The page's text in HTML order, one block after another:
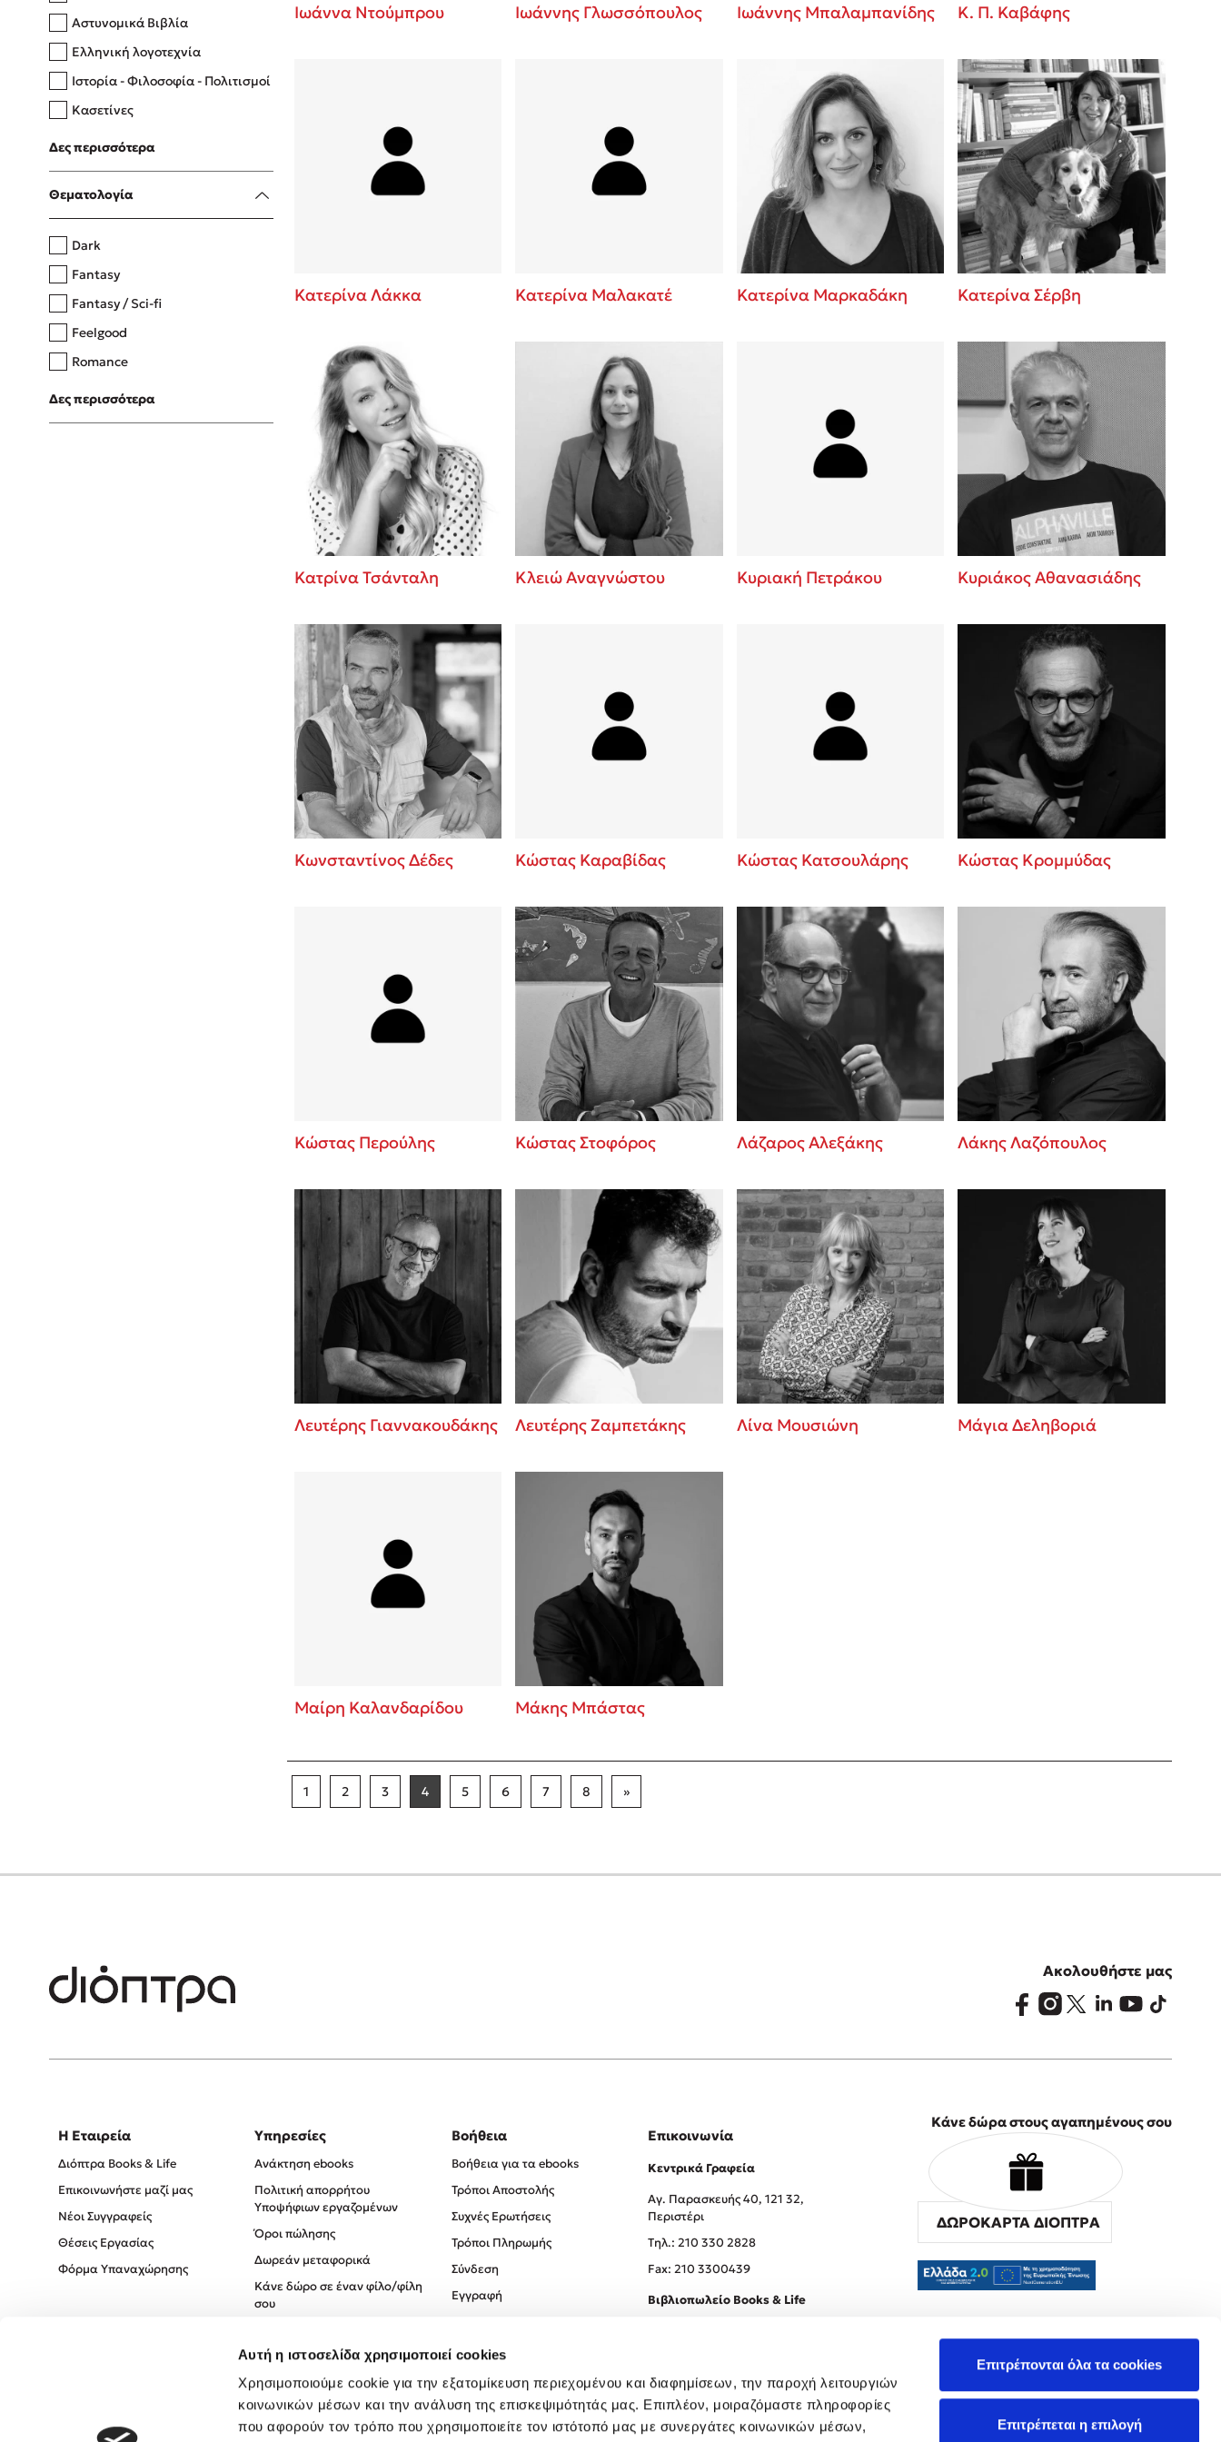
Αυτή η ιστοσελίδα χρησιμοποιεί cookies
Χρησιμοποιούμε cookie για την εξατομίκευση περιεχομένου και διαφημίσεων, την παροχή λειτουργιών
κοινωνικών μέσων και την ανάλυση της επισκεψιμότητάς μας. Επιπλέον, μοιραζόμαστε πληροφορίες
που αφορούν τον τρόπο που χρησιμοποιείτε τον ιστότοπό μας με συνεργάτες κοινωνικών μέσων,
Επιτρέπονται όλα τα cookies
Επιτρέπεται η επιλογή
Δανάη Δεληγεώργη
Πάνω, κάτω, μπροστά, πίσω
Η μέθοδος Αφήστε τους
Αστυνομικά Βιβλία
Ελληνική λογοτεχνία
Ιστορία - Φιλοσοφία - Πολιτισμοί
Κασετίνες
Λευκώματα - Έγχρωμοι οδηγοί
Μαγειρική
Δες περισσότερα
Θεματολογία
Dark
Fantasy
Fantasy / Sci-fi
Feelgood
Romance
Upmarket
Young Adult
Δες περισσότερα
Ιωάννα Ντούμπρου Ιωάννης Γλωσσόπουλος Ιωάννης Μπαλαμπανίδης Κ. Π. Καβάφης
Κατερίνα Λάκκα Κατερίνα Μαλακατέ Κατερίνα Μαρκαδάκη Κατερίνα Σέρβη
Κατρίνα Τσάνταλη Κλειώ Αναγνώστου Κυριακή Πετράκου Κυριάκος Αθανασιάδης
Κωνσταντίνος Δέδες Κώστας Καραβίδας Κώστας Κατσουλάρης Κώστας Κρομμύδας
Κώστας Περούλης Κώστας Στοφόρος Λάζαρος Αλεξάκης Λάκης Λαζόπουλος
Λευτέρης Γιαννακουδάκης Λευτέρης Ζαμπετάκης Λίνα Μουσιώνη Μάγια Δεληβοριά
Μαίρη Καλανδαρίδου Μάκης Μπάστας
1 2 3 4 5 6 7 8 »
Ακολουθήστε μας
Η Εταιρεία
Διόπτρα Books & Life
Επικοινωνήστε μαζί μας
Νέοι Συγγραφείς
Θέσεις Εργασίας
Φόρμα Υπαναχώρησης
Υπηρεσίες
Ανάκτηση ebooks
Πολιτική απορρήτου
Υποψήφιων εργαζομένων
Όροι πώλησης
Δωρεάν μεταφορικά
Κάνε δώρο σε έναν φίλο/φίλη
σου
Πολιτική Απορρήτου
Όροι χρήσης
Βοήθεια
Βοήθεια για τα ebooks
Τρόποι Αποστολής
Συχνές Ερωτήσεις
Τρόποι Πληρωμής
Σύνδεση
Εγγραφή
Επικοινωνία
Κεντρικά Γραφεία
Αγ. Παρασκευής 40, 121 32,
Περιστέρι
Tηλ.: 210 330 2828
Fax: 210 3300439
Βιβλιοπωλείο Books & Life
Κάνε δώρα στους αγαπημένους σου
ΔΩΡΟΚΑΡΤΑ ΔΙΟΠΤΡΑ